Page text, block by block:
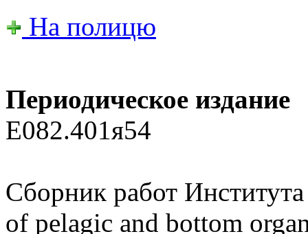
На полицю
Периодическое издание
Е082.401я54
Сборник работ
of pelagic and bottom